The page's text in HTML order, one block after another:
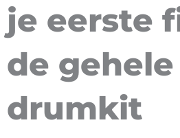
je eerste
de gehele
drumkit